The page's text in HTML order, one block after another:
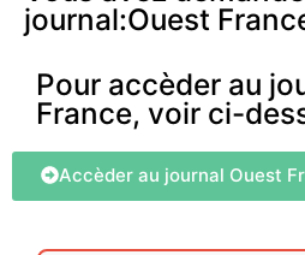
journal:Ouest
Pour accèder au
France, voir ci-
Accèder au journal Ouest